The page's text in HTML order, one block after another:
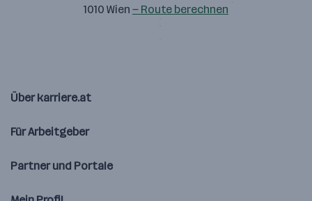
1010 Wien — Route berechnen
Über karriere.at
Für Arbeitgeber
Partner und Portale